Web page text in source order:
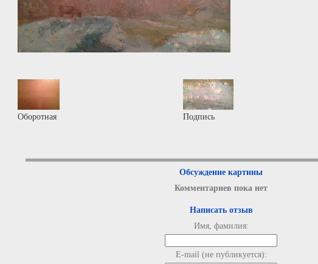
Оборотная Подпись
Обсуждение картины
Комментариев пока нет
Написать отзыв
Имя, фамилия:
E-mail (не публикуется):